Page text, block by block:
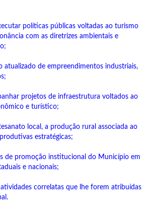
políticas públicas voltadas ao turismo
com as diretrizes ambientais e
atualizado de empreendimentos industriais,
projetos de infraestrutura voltados ao
e turístico;
local, a produção rural associada ao
estratégicas;
de promoção institucional do Município em
e nacionais;
correlatas que lhe forem atribuídas